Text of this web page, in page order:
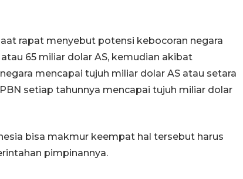
rapat menyebut potensi kebocoran negara
65 miliar dolar AS, kemudian akibat
mencapai tujuh miliar dolar AS atau setara
setiap tahunnya mencapai tujuh miliar dolar
bisa makmur keempat hal tersebut harus
pimpinannya.